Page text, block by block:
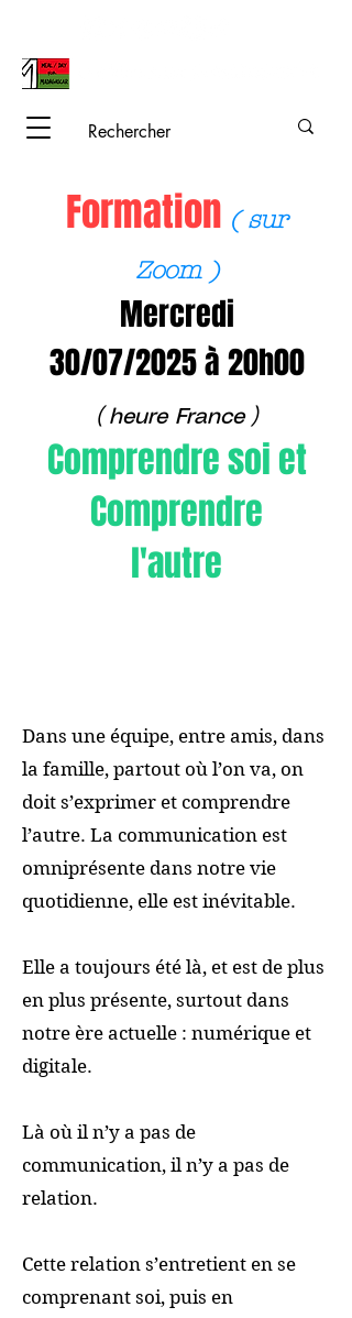
Formation ( sur
Zoom )
Mercredi
30/07/2025 à 20h00
( heure France )
Comprendre soi et
Comprendre
l'autre
Dans une équipe, entre amis, dans
la famille, partout où l’on va, on
doit s’exprimer et comprendre
l’autre. La communication est
omniprésente dans notre vie
quotidienne, elle est inévitable.
Elle a toujours été là, et est de plus
en plus présente, surtout dans
notre ère actuelle : numérique et
digitale.
Là où il n’y a pas de
communication, il n’y a pas de
relation.
Cette relation s’entretient en se
comprenant soi, puis en